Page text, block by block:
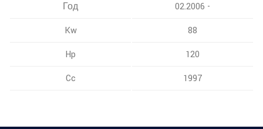
Год
02.2006 -
Kw
88
Hp
120
Cc
1997